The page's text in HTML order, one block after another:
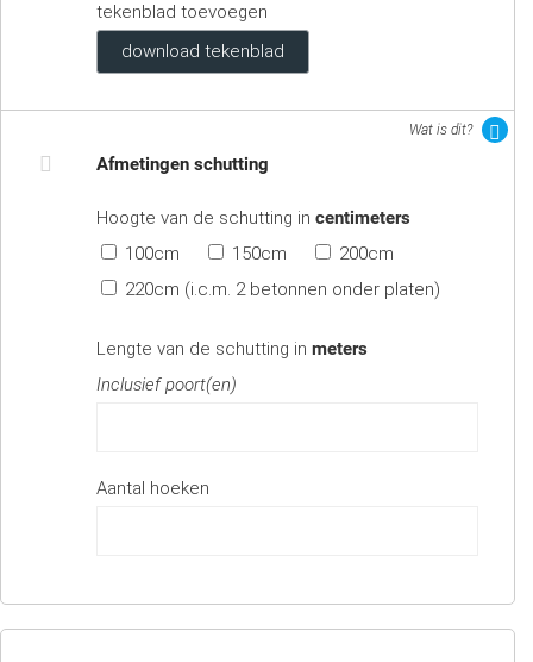
tekenblad toevoegen
download tekenblad
Wat is dit?
Afmetingen schutting
Hoogte van de schutting in centimeters
100cm
150cm
200cm
220cm (i.c.m. 2 betonnen onder platen)
Lengte van de schutting in meters
Inclusief poort(en)
Aantal hoeken